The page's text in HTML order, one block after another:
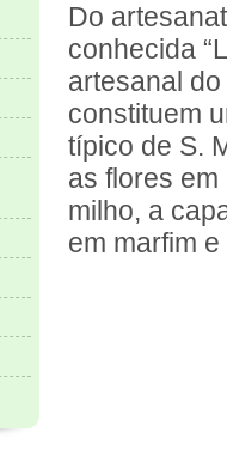
Do
conhecida
artesanal
constituem
típico de S.
as flores
milho, a
em marfim